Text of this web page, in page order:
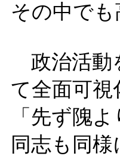
その中で
政治活動
て全面可
「先ず隗
同志も同